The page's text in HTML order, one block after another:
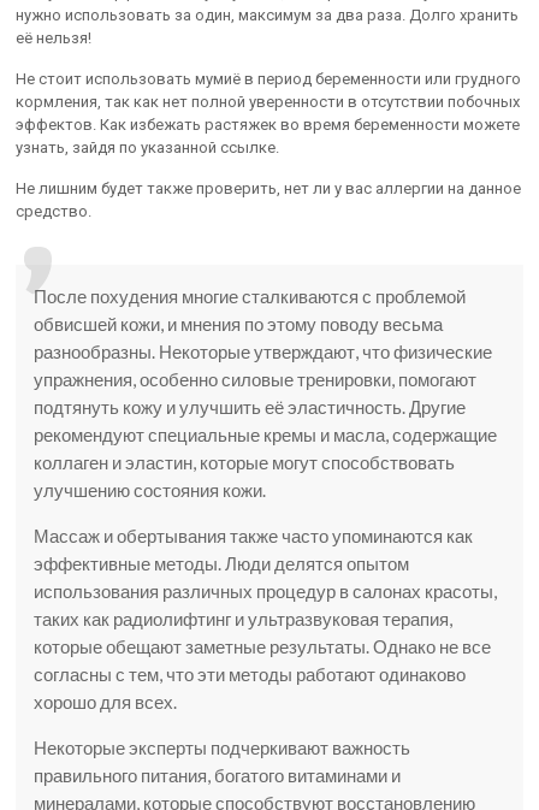
нужно использовать за один, максимум за два раза. Долго хранить
её нельзя!
Не стоит использовать мумиё в период беременности или грудного
кормления, так как нет полной уверенности в отсутствии побочных
эффектов. Как избежать растяжек во время беременности можете
узнать, зайдя по указанной ссылке.
Не лишним будет также проверить, нет ли у вас аллергии на данное
средство.
После похудения многие сталкиваются с проблемой
обвисшей кожи, и мнения по этому поводу весьма
разнообразны. Некоторые утверждают, что физические
упражнения, особенно силовые тренировки, помогают
подтянуть кожу и улучшить её эластичность. Другие
рекомендуют специальные кремы и масла, содержащие
коллаген и эластин, которые могут способствовать
улучшению состояния кожи.
Массаж и обертывания также часто упоминаются как
эффективные методы. Люди делятся опытом
использования различных процедур в салонах красоты,
таких как радиолифтинг и ультразвуковая терапия,
которые обещают заметные результаты. Однако не все
согласны с тем, что эти методы работают одинаково
хорошо для всех.
Некоторые эксперты подчеркивают важность
правильного питания, богатого витаминами и
минералами, которые способствуют восстановлению